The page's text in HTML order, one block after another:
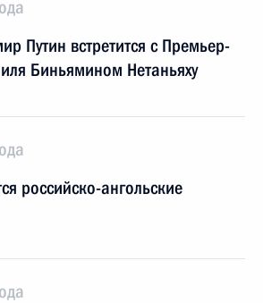
Путин встретится с Премьер-
Биньямином Нетаньяху
российско-ангольские